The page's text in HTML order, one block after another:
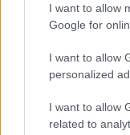
I want to allow
Google for
I want to allow
personalized
I want to allow
related to
Hitelfordulat
ELEMZÉSEK 2026.